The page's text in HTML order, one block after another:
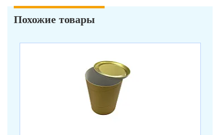
Похожие товары